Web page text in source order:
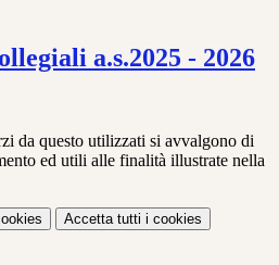
a.s.2025 - 2026
da questo utilizzati si avvalgono di
ed utili alle finalità illustrate nella
Accetta tutti i cookies